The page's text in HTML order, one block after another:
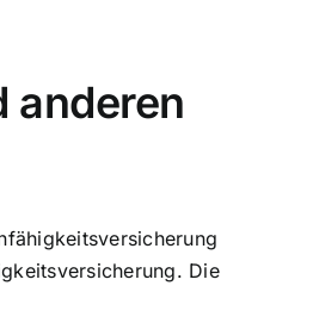
anderen
Die